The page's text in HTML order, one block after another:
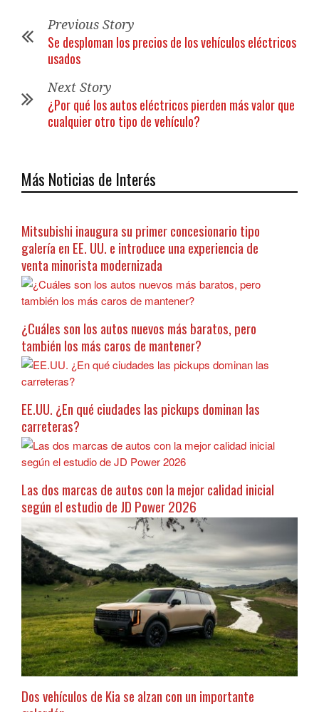
Previous Story
Se desploman los precios de los vehículos eléctricos
usados
Next Story
¿Por qué los autos eléctricos pierden más valor que
cualquier otro tipo de vehículo?
Más Noticias de Interés
Mitsubishi inaugura su primer concesionario tipo
galería en EE. UU. e introduce una experiencia de
venta minorista modernizada
¿Cuáles son los autos nuevos más baratos, pero
también los más caros de mantener?
EE.UU. ¿En qué ciudades las pickups dominan las
carreteras?
Las dos marcas de autos con la mejor calidad inicial
según el estudio de JD Power 2026
Dos vehículos de Kia se alzan con un importante